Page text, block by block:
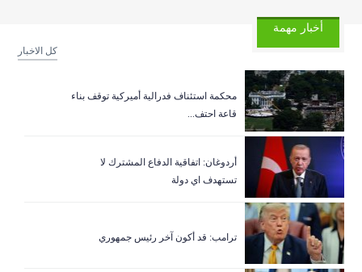
أخبار مهمة
كل الاخبار
‏محكمة استئناف فدرالية أميركية توقف بناء
قاعة احتف...
أردوغان: اتفاقية الدفاع المشترك لا
تستهدف اي دولة
ترامب: قد أكون آخر رئيس جمهوري